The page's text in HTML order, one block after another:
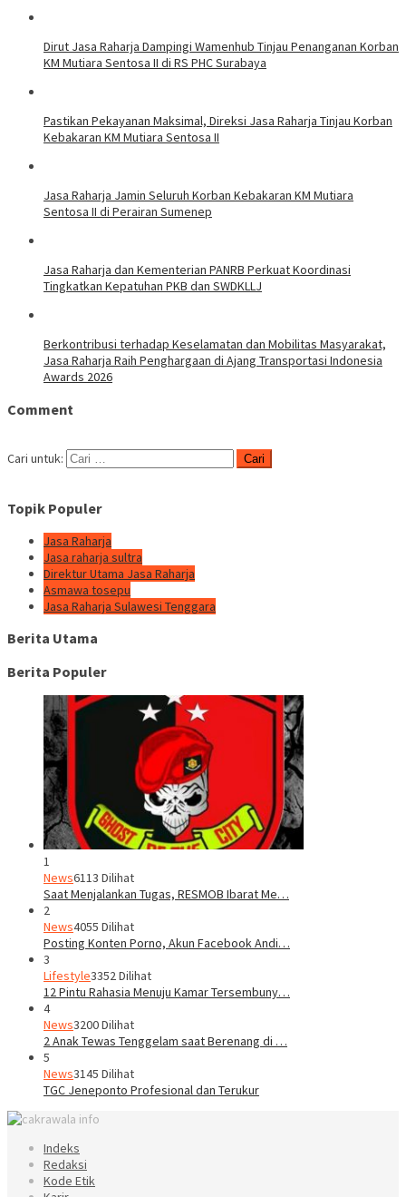
Dirut Jasa Raharja Dampingi Wamenhub Tinjau Penanganan Korban
KM Mutiara Sentosa II di RS PHC Surabaya
Pastikan Pekayanan Maksimal, Direksi Jasa Raharja Tinjau Korban
Kebakaran KM Mutiara Sentosa II
Jasa Raharja Jamin Seluruh Korban Kebakaran KM Mutiara
Sentosa II di Perairan Sumenep
Jasa Raharja dan Kementerian PANRB Perkuat Koordinasi
Tingkatkan Kepatuhan PKB dan SWDKLLJ
Berkontribusi terhadap Keselamatan dan Mobilitas Masyarakat,
Jasa Raharja Raih Penghargaan di Ajang Transportasi Indonesia
Awards 2026
Comment
Cari untuk:
Topik Populer
Jasa Raharja
Jasa raharja sultra
Direktur Utama Jasa Raharja
Asmawa tosepu
Jasa Raharja Sulawesi Tenggara
Berita Utama
Berita Populer
1
News6113 Dilihat
Saat Menjalankan Tugas, RESMOB Ibarat Me…
2
News4055 Dilihat
Posting Konten Porno, Akun Facebook Andi…
3
Lifestyle3352 Dilihat
12 Pintu Rahasia Menuju Kamar Tersembuny…
4
News3200 Dilihat
2 Anak Tewas Tenggelam saat Berenang di …
5
News3145 Dilihat
TGC Jeneponto Profesional dan Terukur
Indeks
Redaksi
Kode Etik